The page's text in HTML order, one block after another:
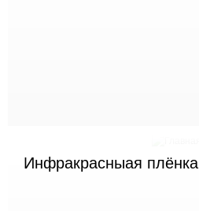
Инфракрасныая плёнка